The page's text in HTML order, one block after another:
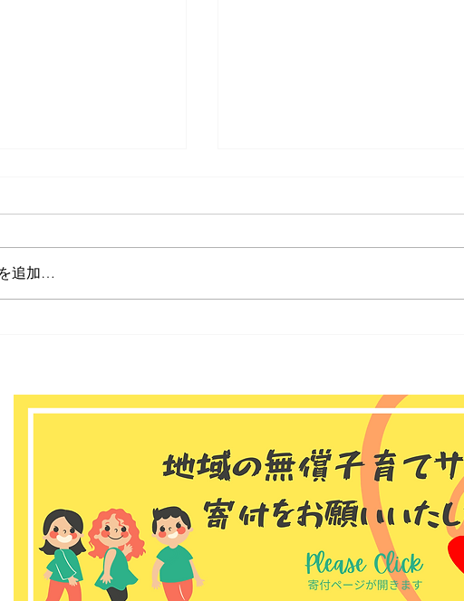
追加…